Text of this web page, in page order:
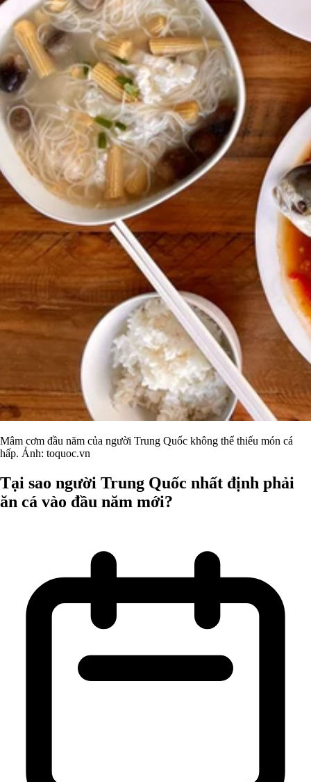
Mâm cơm đầu năm của người Trung Quốc không thể thiếu món cá
hấp. Ảnh: toquoc.vn
Tại sao người Trung Quốc nhất định phải
ăn cá vào đầu năm mới?